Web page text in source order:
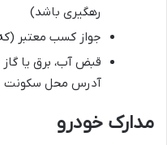
رهگیری باشد)
جواز کسب معتبر
قبض آب، برق یا
آدرس محل سکونت
مدارک خودرو